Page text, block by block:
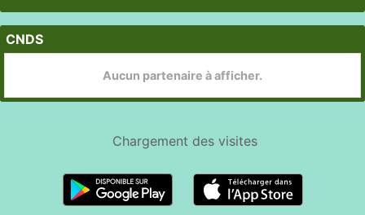
CNDS
Aucun partenaire à afficher.
Chargement desvisites